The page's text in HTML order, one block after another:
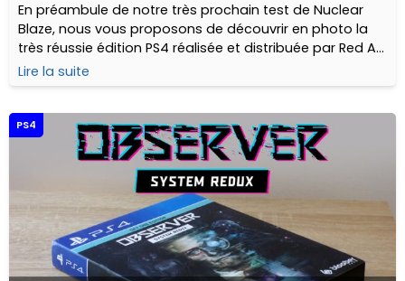
En préambule de notre très prochain test de Nuclear
Blaze, nous vous proposons de découvrir en photo la
très réussie édition PS4 réalisée et distribuée par Red Art
Games !
Lire la suite
PS4